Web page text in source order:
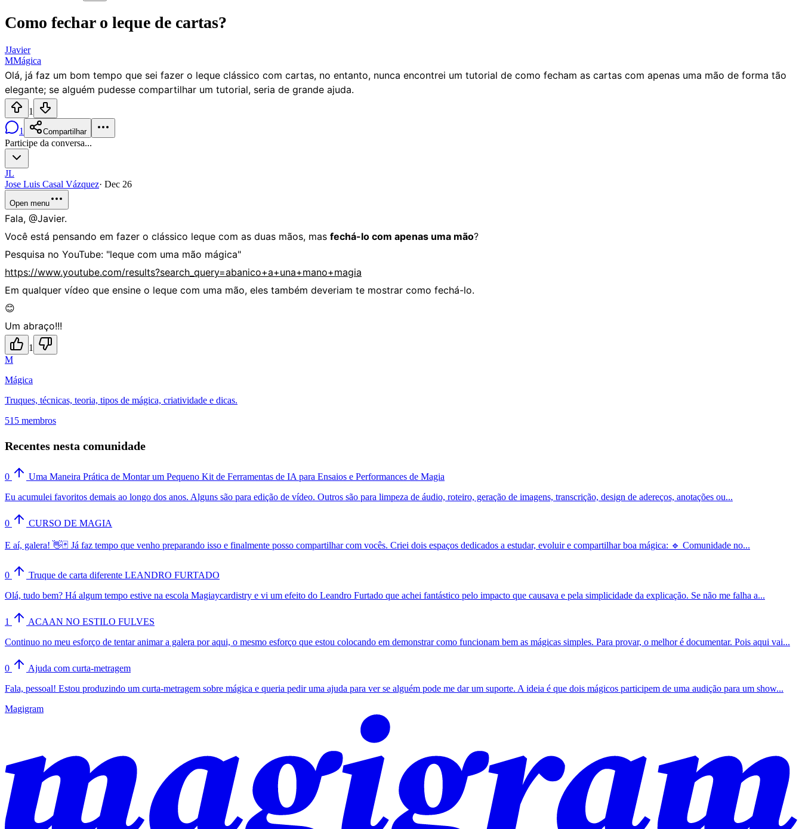
Como fechar o leque de cartas?
JJavier
MMágica
Olá, já faz um bom tempo que sei fazer o leque clássico com cartas, no entanto, nunca encontrei um tutorial de como fecham as cartas com apenas uma mão de forma tão
elegante; se alguém pudesse compartilhar um tutorial, seria de grande ajuda.
1
1
Compartilhar
Participe da conversa...
JL
Jose Luis Casal Vázquez· Dec 26
Open menu
Fala, @Javier.
Você está pensando em fazer o clássico leque com as duas mãos, mas fechá-lo com apenas uma mão?
Pesquisa no YouTube: "leque com uma mão mágica"
https://www.youtube.com/results?search_query=abanico+a+una+mano+magia
Em qualquer vídeo que ensine o leque com uma mão, eles também deveriam te mostrar como fechá-lo.
😊
Um abraço!!!
1
M
Mágica
Truques, técnicas, teoria, tipos de mágica, criatividade e dicas.
515 membros
Recentes nesta comunidade
0
Uma Maneira Prática de Montar um Pequeno Kit de Ferramentas de IA para Ensaios e Performances de Magia
Eu acumulei favoritos demais ao longo dos anos. Alguns são para edição de vídeo. Outros são para limpeza de áudio, roteiro, geração de imagens, transcrição, design de adereços, anotações ou...
0 CURSO DE MAGIA
E aí, galera! 👋🃏 Já faz tempo que venho preparando isso e finalmente posso compartilhar com vocês. Criei dois espaços dedicados a estudar, evoluir e compartilhar boa mágica: 🔹 Comunidade no...
0
Truque de carta diferente LEANDRO FURTADO
Olá, tudo bem? Há algum tempo estive na escola Magiaycardistry e vi um efeito do Leandro Furtado que achei fantástico pelo impacto que causava e pela simplicidade da explicação. Se não me falha a...
1
ACAAN NO ESTILO FULVES
Continuo no meu esforço de tentar animar a galera por aqui, o mesmo esforço que estou colocando em demonstrar como funcionam bem as mágicas simples. Para provar, o melhor é documentar. Pois aqui vai...
0
Ajuda com curta-metragem
Fala, pessoal! Estou produzindo um curta-metragem sobre mágica e queria pedir uma ajuda para ver se alguém pode me dar um suporte. A ideia é que dois mágicos participem de uma audição para um show...
Magigram